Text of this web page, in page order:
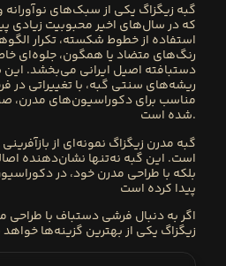
گبه زیگزاگ یکی از سبک‌های
که در سال‌های اخیر محبوبیت زیادی
استفاده از خطوط شکسته، تکرار
رنگ‌های متضاد یا همگون، جلوه‌ای
دستبافته اصیل ایرانی می‌بخشد.
ریشه‌های سنتی گبه، با تغییراتی در
مناسب برای دکوراسیون‌های مدرن،
شده است.
گبه مدرن زیگزاگ نمونه‌ای از
است. این گبه نه‌تنها نشان‌دهنده
بلکه با طراحی مدرن خود، در
پیدا کرده است
اگر به دنبال فرشی دستباف با
زیگزاگ یکی از بهترین گزینه‌ها خواهد